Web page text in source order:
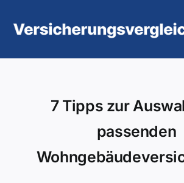
Inhalt
KFZ-Versicherung
7 Tipps zur
passenden